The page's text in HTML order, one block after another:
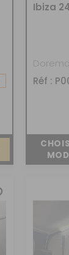
Ibiza
Dorema
Réf :